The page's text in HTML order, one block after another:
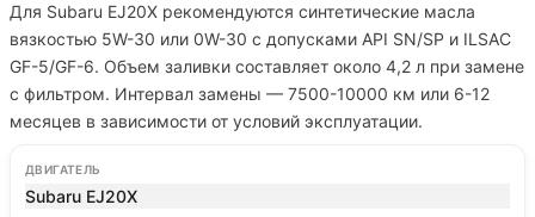
Для Subaru EJ20X рекомендуются синтетические масла
вязкостью 5W-30 или 0W-30 с допусками API SN/SP и ILSAC
GF-5/GF-6. Объем заливки составляет около 4,2 л при замене
с фильтром. Интервал замены — 7500-10000 км или 6-12
месяцев в зависимости от условий эксплуатации.
ДВИГАТЕЛЬ
Subaru EJ20X